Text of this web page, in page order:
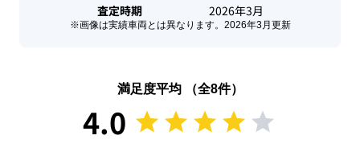
査定時期
2026年3月
※画像は実績車両とは異なります。 2026年3月 更新
満足度平均 （全8件）
4.0